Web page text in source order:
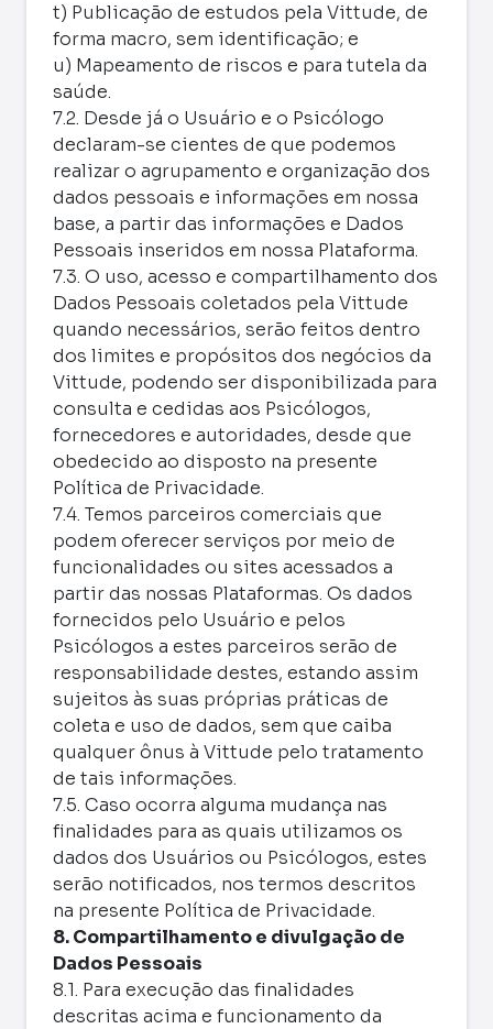
t) Publicação de estudos pela Vittude, de
forma macro, sem identificação; e
u) Mapeamento de riscos e para tutela da
saúde.
7.2. Desde já o Usuário e o Psicólogo
declaram-se cientes de que podemos
realizar o agrupamento e organização dos
dados pessoais e informações em nossa
base, a partir das informações e Dados
Pessoais inseridos em nossa Plataforma.
7.3. O uso, acesso e compartilhamento dos
Dados Pessoais coletados pela Vittude
quando necessários, serão feitos dentro
dos limites e propósitos dos negócios da
Vittude, podendo ser disponibilizada para
consulta e cedidas aos Psicólogos,
fornecedores e autoridades, desde que
obedecido ao disposto na presente
Política de Privacidade.
7.4. Temos parceiros comerciais que
podem oferecer serviços por meio de
funcionalidades ou sites acessados a
partir das nossas Plataformas. Os dados
fornecidos pelo Usuário e pelos
Psicólogos a estes parceiros serão de
responsabilidade destes, estando assim
sujeitos às suas próprias práticas de
coleta e uso de dados, sem que caiba
qualquer ônus à Vittude pelo tratamento
de tais informações.
7.5. Caso ocorra alguma mudança nas
finalidades para as quais utilizamos os
dados dos Usuários ou Psicólogos, estes
serão notificados, nos termos descritos
na presente Política de Privacidade.
8. Compartilhamento e divulgação de
Dados Pessoais
8.1. Para execução das finalidades
descritas acima e funcionamento da